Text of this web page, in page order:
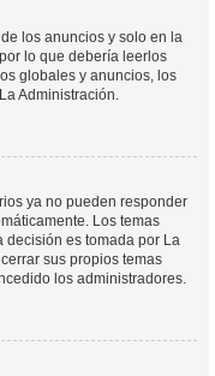
los anuncios y solo en la
lo que debería leerlos
globales y anuncios, los
Administración.
ya no pueden responder
Los temas
decisión es tomada por La
sus propios temas
los administradores.